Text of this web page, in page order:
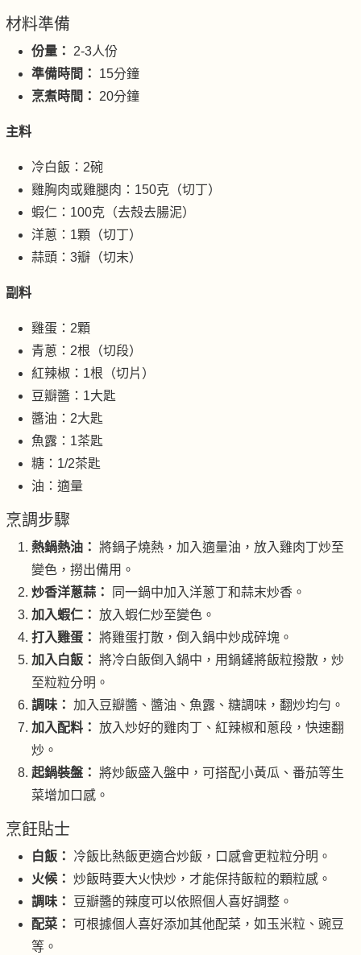
材料準備
份量： 2-3人份
準備時間：
15分鐘
烹煮時間： 20分鐘
主料
冷白飯：2碗
雞胸肉或雞腿肉：150克（切丁）
蝦仁：100克（去殼去腸泥）
洋蔥：1顆（切丁）
蒜頭：3瓣（切末）
副料
雞蛋：2顆
青蔥：2根（切段）
紅辣椒：1根（切片）
豆瓣醬：1大匙
醬油：2大匙
魚露：1茶匙
糖：1/2茶匙
油：適量
烹調步驟
熱鍋熱油： 將鍋子燒熱，加入適量油，放入雞肉丁炒至
變色，撈出備用。
炒香洋蔥蒜：
同一鍋中加入洋蔥丁和蒜末炒香。
加入蝦仁： 放入蝦仁炒至變色。
打入雞蛋： 將雞蛋打散，倒入鍋中炒成碎塊。
加入白飯： 將冷白飯倒入鍋中，用鍋鏟將飯粒撥散，炒
至粒粒分明。
調味： 加入豆瓣醬、醬油、魚露、糖調味，翻炒均勻。
加入配料： 放入炒好的雞肉丁、紅辣椒和蔥段，快速翻
炒。
起鍋裝盤： 將炒飯盛入盤中，可搭配小黃瓜、番茄等生
菜增加口感。
烹飪貼士
白飯：
冷飯比熱飯更適合炒飯，口感會更粒粒分明。
火候： 炒飯時要大火快炒，才能保持飯粒的顆粒感。
調味：
豆瓣醬的辣度可以依照個人喜好調整。
配菜：
可根據個人喜好添加其他配菜，如玉米粒、豌豆
等。